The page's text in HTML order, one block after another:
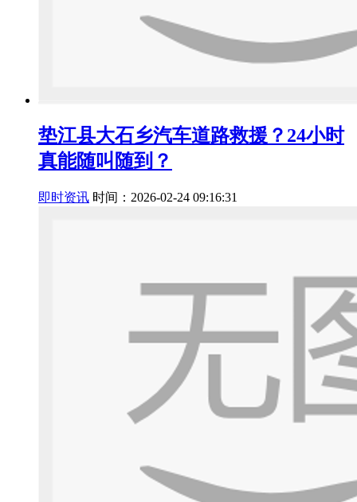
垫江县大石乡汽车道路救援？24小时
真能随叫随到？
即时资讯 时间：2026-02-24 09:16:31